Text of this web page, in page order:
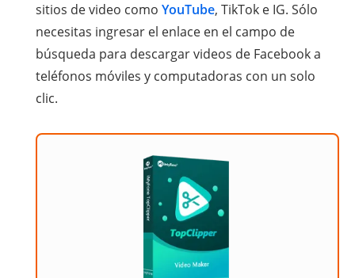
sitios de video como YouTube, TikTok e IG. Sólo
necesitas ingresar el enlace en el campo de
búsqueda para descargar videos de Facebook a
teléfonos móviles y computadoras con un solo
clic.